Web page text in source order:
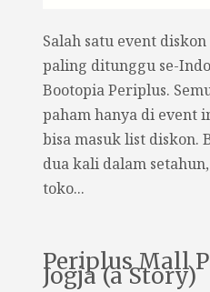
Salah satu event
paling ditunggu se-
Bootopia Periplus.
paham hanya di event
bisa masuk list diskon.
dua kali dalam
toko...
Periplus Mall
Jogja (a Story)